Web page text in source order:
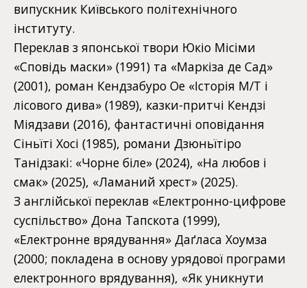
випускник Київського політехнічного
інституту.
Переклав з японської твори Юкіо Місіми
«Сповідь маски» (1991) та «Маркіза де Сад»
(2001), роман Кендзабуро Ое «Історія М/Т і
лісового дива» (1989), казки-притчі Кендзі
Міядзави (2016), фантастичні оповідання
Сіньїті Хосі (1985), романи Дзюньїтіро
Танідзакі: «Чорне біле» (2024), «На любов і
смак» (2025), «Ламаний хрест» (2025).
З англійської переклав «Електронно-цифрове
суспільство» Дона Тапскота (1999),
«Електронне врядування» Даґласа Хоумза
(2000; покладена в основу урядової програми
електронного врядування), «Як уникнути